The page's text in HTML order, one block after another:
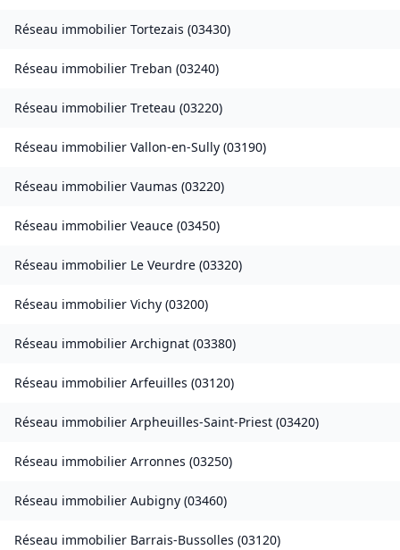
Réseau immobilier Tortezais (03430)
Réseau immobilier Treban (03240)
Réseau immobilier Treteau (03220)
Réseau immobilier Vallon-en-Sully (03190)
Réseau immobilier Vaumas (03220)
Réseau immobilier Veauce (03450)
Réseau immobilier Le Veurdre (03320)
Réseau immobilier Vichy (03200)
Réseau immobilier Archignat (03380)
Réseau immobilier Arfeuilles (03120)
Réseau immobilier Arpheuilles-Saint-Priest (03420)
Réseau immobilier Arronnes (03250)
Réseau immobilier Aubigny (03460)
Réseau immobilier Barrais-Bussolles (03120)